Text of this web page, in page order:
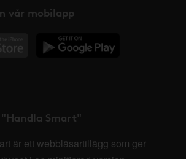
vår mobilapp
Smart"
är ett webbläsartillägg som ger